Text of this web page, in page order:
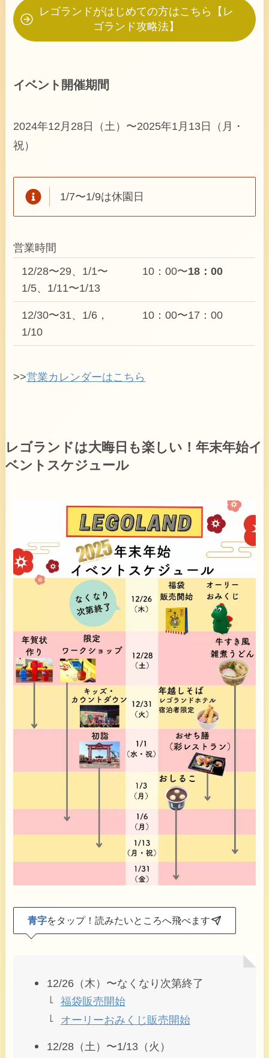
レゴランドがはじめての方はこちら【レ
ゴランド攻略法】
イベント開催期間
2024年12月28日（土）〜2025年1月13日（月・
祝）
1/7〜1/9は休園日
営業時間
12/28〜29、1/1〜
1/5、1/11〜1/13
10：00〜18：00
12/30〜31、1/6，
1/10
10：00〜17：00
>>営業カレンダーはこちら
レゴランドは大晦日も楽しい！年末年始イ
ベントスケジュール
青字をタップ！読みたいところへ飛べます
12/26（木）〜なくなり次第終了
福袋販売開始
オーリーおみくじ販売開始
12/28（土）〜1/13（火）